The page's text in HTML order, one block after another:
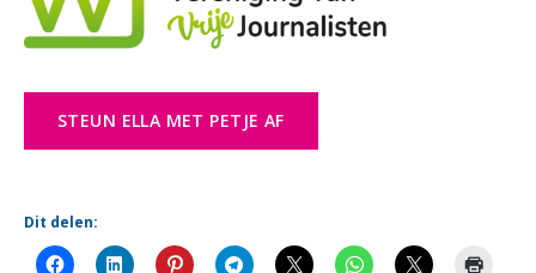
STEUN ELLA MET PETJE AF
Dit delen: